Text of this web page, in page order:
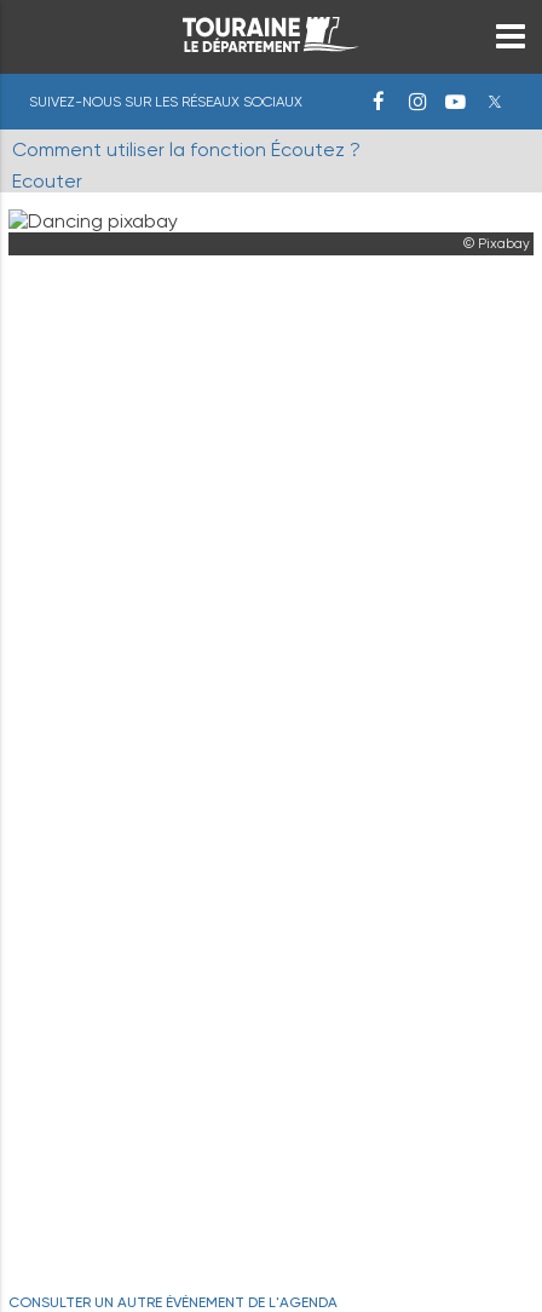
SUIVEZ-NOUS SUR LES RÉSEAUX SOCIAUX
Comment utiliser la fonction Écoutez ?
Ecouter
© Pixabay
CONSULTER UN AUTRE ÉVÉNEMENT DE L'AGENDA